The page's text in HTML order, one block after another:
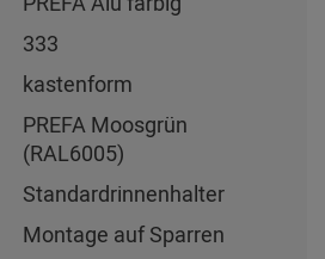
333
kastenform
PREFA Moosgrün
(RAL6005)
Standardrinnenhalter
Montage auf Sparren